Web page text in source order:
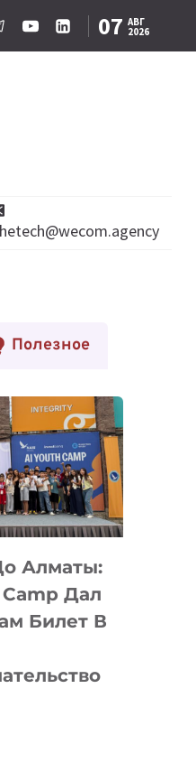
07 АВГ
2026
Полезное
Алматы:
Дал
Билет В